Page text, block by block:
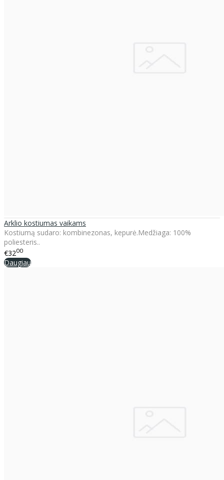
Arklio kostiumas vaikams
Kostiumą sudaro: kombinezonas, kepurė.Medžiaga: 100%
poliesteris..
€3200
Daugiau